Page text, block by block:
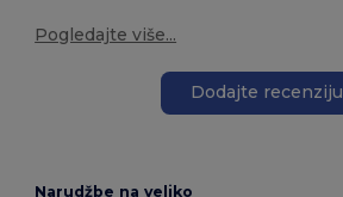
Pogledajte više...
Dodajte recenziju
Narudžbe na veliko